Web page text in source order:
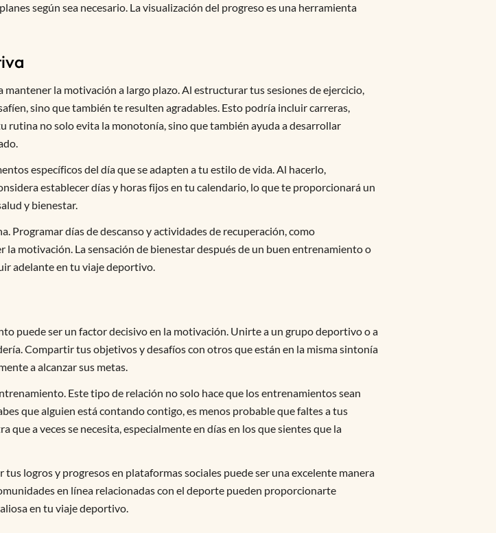
según sea necesario. La visualización del progreso es una herramienta
la motivación a largo plazo. Al estructurar tus sesiones de ejercicio,
sino que también te resulten agradables. Esto podría incluir carreras,
rutina no solo evita la monotonía, sino que también ayuda a desarrollar
específicos del día que se adapten a tu estilo de vida. Al hacerlo,
establecer días y horas fijos en tu calendario, lo que te proporcionará un
y bienestar.
Programar días de descanso y actividades de recuperación, como
motivación. La sensación de bienestar después de un buen entrenamiento o
adelante en tu viaje deportivo.
puede ser un factor decisivo en la motivación. Unirte a un grupo deportivo o a
Compartir tus objetivos y desafíos con otros que están en la misma sintonía
a alcanzar sus metas.
Este tipo de relación no solo hace que los entrenamientos sean
que alguien está contando contigo, es menos probable que faltes a tus
a veces se necesita, especialmente en días en los que sientes que la
logros y progresos en plataformas sociales puede ser una excelente manera
en línea relacionadas con el deporte pueden proporcionarte
en tu viaje deportivo.